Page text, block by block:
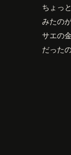
ちょっ
みたの
サエの
だった